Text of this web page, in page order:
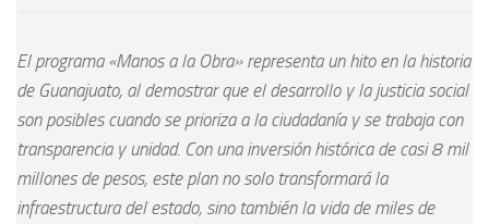
El programa «Manos a la Obra» representa un hito en la historia
de Guanajuato, al demostrar que el desarrollo y la justicia social
son posibles cuando se prioriza a la ciudadanía y se trabaja con
transparencia y unidad. Con una inversión histórica de casi 8 mil
millones de pesos, este plan no solo transformará la
infraestructura del estado, sino también la vida de miles de